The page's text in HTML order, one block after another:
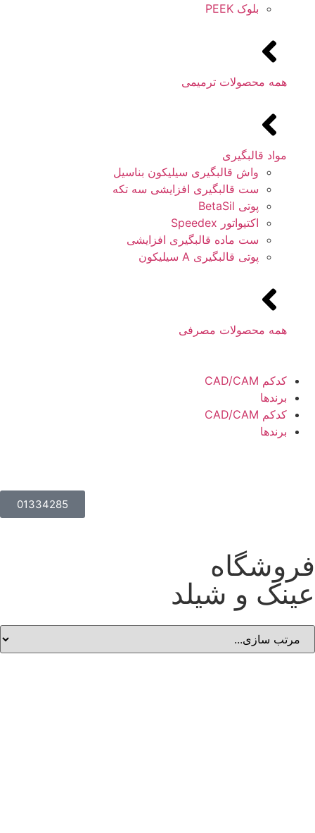
بلوک PEEK
همه محصولات ترمیمی
مواد قالبگیری
واش قالبگیری سیلیکون بناسیل
ست قالبگیری افزایشی سه تکه
پوتی BetaSil
اکتیواتور Speedex
ست ماده قالبگیری افزایشی
پوتی قالبگیری A سیلیکون
همه محصولات مصرفی
کدکم CAD/CAM
برندها
کدکم CAD/CAM
برندها
01334285
و شیلد